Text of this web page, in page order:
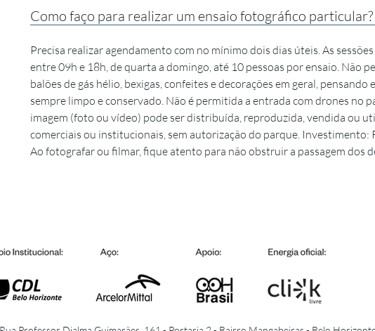
Como faço para realizar um ensaio fotográfico particular?
Precisa realizar agendamento com no mínimo dois dias úteis. As
entre 09h e 18h, de quarta a domingo, até 10 pessoas por ensaio. Não
balões de gás hélio, bexigas, confeites e decorações em geral, pensando
sempre limpo e conservado. Não é permitida a entrada com drones no
imagem (foto ou vídeo) pode ser distribuída, reproduzida, vendida ou
comerciais ou institucionais, sem autorização do parque. Investimento:
Ao fotografar ou filmar, fique atento para não obstruir a passagem dos